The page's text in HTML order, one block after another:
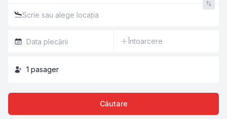
Întoarcere
1 pasager
Căutare